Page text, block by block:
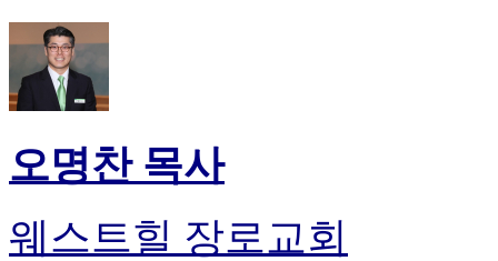
오명찬 목사
웨스트힐 장로교회